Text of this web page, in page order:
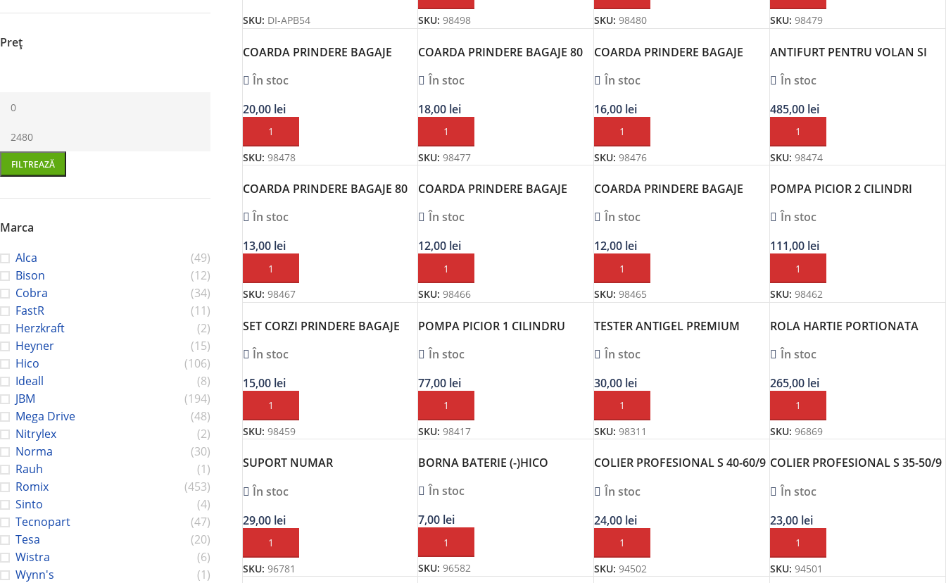
Preț
FILTREAZĂ
Marca
Alca
(49)
Bison
(12)
Cobra
(34)
FastR
(11)
Herzkraft
(2)
Heyner
(15)
Hico
(106)
Ideall
(8)
JBM
(194)
Mega Drive
(48)
Nitrylex
(2)
Norma
(30)
Rauh
(1)
Romix
(453)
Sinto
(4)
Tecnopart
(47)
Tesa
(20)
Wistra
(6)
Wynn's
(1)
SKU: DI-APB54 SKU:98498 SKU:98480 SKU:98479
COARDA PRINDERE BAGAJE
În stoc
20,00 lei
ADAUGĂ ÎN COȘ
SKU: 98478
COARDA PRINDERE BAGAJE 80
În stoc
18,00 lei
ADAUGĂ ÎN COȘ
SKU:98477
COARDA PRINDERE BAGAJE
În stoc
16,00 lei
ADAUGĂ ÎN COȘ
SKU:98476
ANTIFURT PENTRU VOLAN SI
În stoc
485,00 lei
ADAUGĂ ÎN COȘ
SKU:98474
COARDA PRINDERE BAGAJE 80
În stoc
13,00 lei
ADAUGĂ ÎN COȘ
SKU: 98467
COARDA PRINDERE BAGAJE
În stoc
12,00 lei
ADAUGĂ ÎN COȘ
SKU:98466
COARDA PRINDERE BAGAJE
În stoc
12,00 lei
ADAUGĂ ÎN COȘ
SKU:98465
POMPA PICIOR 2 CILINDRI
În stoc
111,00 lei
ADAUGĂ ÎN COȘ
SKU:98462
SET CORZI PRINDERE BAGAJE
În stoc
15,00 lei
ADAUGĂ ÎN COȘ
SKU: 98459
POMPA PICIOR 1 CILINDRU
În stoc
77,00 lei
ADAUGĂ ÎN COȘ
SKU:98417
TESTER ANTIGEL PREMIUM
În stoc
30,00 lei
ADAUGĂ ÎN COȘ
SKU:98311
ROLA HARTIE PORTIONATA
1BUC, 36 X 38CM
În stoc
265,00 lei
ADAUGĂ ÎN COȘ
SKU:96869
SUPORT NUMAR
FARA RAME SET 4 BUC (FATA +
În stoc
29,00 lei
ADAUGĂ ÎN COȘ
SKU: 96781
BORNA BATERIE (-)HICO
În stoc
7,00 lei
ADAUGĂ ÎN COȘ
SKU:96582
COLIER PROFESIONAL S 40-60/9
În stoc
24,00 lei
ADAUGĂ ÎN COȘ
SKU:94502
COLIER PROFESIONAL S 35-50/9
În stoc
23,00 lei
ADAUGĂ ÎN COȘ
SKU:94501